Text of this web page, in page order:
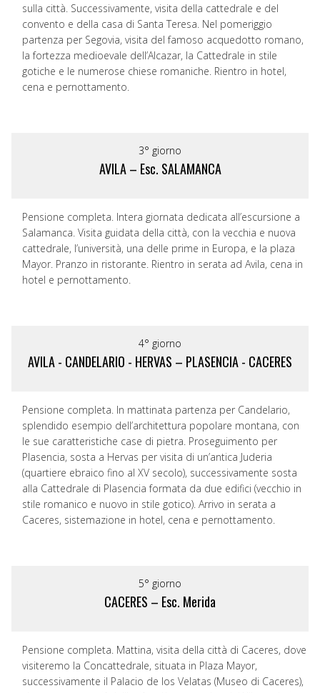
sulla città. Successivamente, visita della cattedrale e del
convento e della casa di Santa Teresa. Nel pomeriggio
partenza per Segovia, visita del famoso acquedotto romano,
la fortezza medioevale dell’Alcazar, la Cattedrale in stile
gotiche e le numerose chiese romaniche. Rientro in hotel,
cena e pernottamento.
3° giorno
AVILA – Esc. SALAMANCA
Pensione completa. Intera giornata dedicata all’escursione a
Salamanca. Visita guidata della città, con la vecchia e nuova
cattedrale, l’università, una delle prime in Europa, e la plaza
Mayor. Pranzo in ristorante. Rientro in serata ad Avila, cena in
hotel e pernottamento.
4° giorno
AVILA - CANDELARIO - HERVAS – PLASENCIA - CACERES
Pensione completa. In mattinata partenza per Candelario,
splendido esempio dell’architettura popolare montana, con
le sue caratteristiche case di pietra. Proseguimento per
Plasencia, sosta a Hervas per visita di un’antica Juderia
(quartiere ebraico fino al XV secolo), successivamente sosta
alla Cattedrale di Plasencia formata da due edifici (vecchio in
stile romanico e nuovo in stile gotico). Arrivo in serata a
Caceres, sistemazione in hotel, cena e pernottamento.
5° giorno
CACERES – Esc. Merida
Pensione completa. Mattina, visita della città di Caceres, dove
visiteremo la Concattedrale, situata in Plaza Mayor,
successivamente il Palacio de los Velatas (Museo di Caceres),